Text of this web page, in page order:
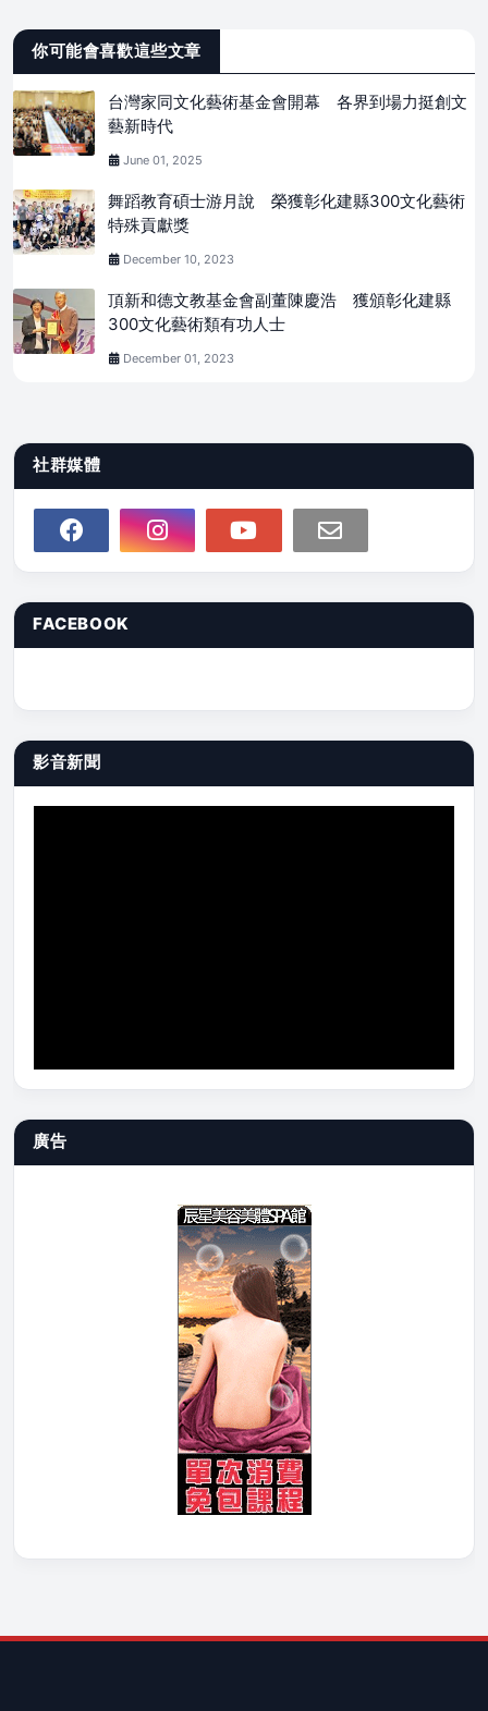
你可能會喜歡這些文章
台灣家同文化藝術基金會開幕 各界到場力挺創文
藝新時代
June 01, 2025
舞蹈教育碩士游月說 榮獲彰化建縣300文化藝術
特殊貢獻獎
December 10, 2023
頂新和德文教基金會副董陳慶浩 獲頒彰化建縣
300文化藝術類有功人士
December 01, 2023
社群媒體
FACEBOOK
影音新聞
廣告